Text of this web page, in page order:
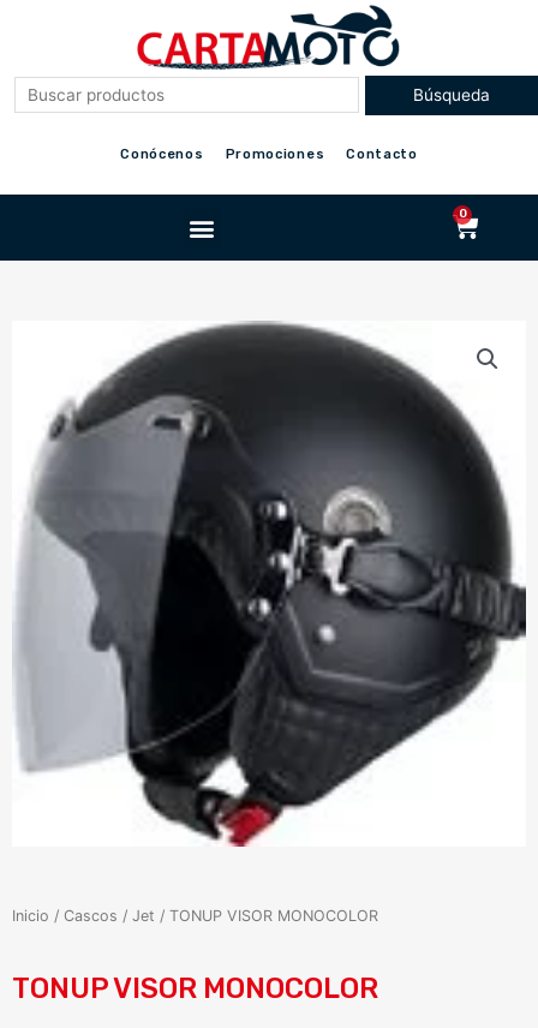
Conócenos Promociones Contacto
Menu 0
Inicio / Cascos / Jet / TONUP VISOR MONOCOLOR
TONUP VISOR MONOCOLOR